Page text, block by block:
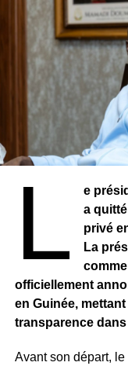
dans l’État de
l’insécurité dans le
L
e
a
privé
La
officiellement
en Guinée,
transparence
Avant son départ, le